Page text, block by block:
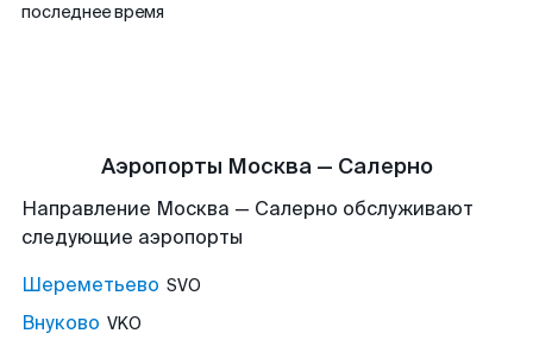
последнее время
Аэропорты Москва — Салерно
Направление Москва — Салерно обслуживают
следующие аэропорты
Шереметьево SVO
Внуково VKO